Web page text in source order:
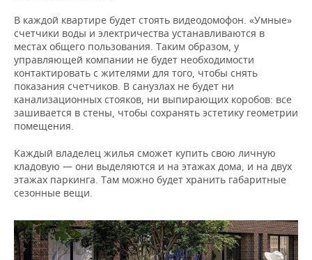
В каждой квартире будет стоять видеодомофон. «Умные»
счетчики воды и электричества устанавливаются в
местах общего пользования. Таким образом, у
управляющей компании не будет необходимости
контактировать с жителями для того, чтобы снять
показания счетчиков. В санузлах не будет ни
канализационных стояков, ни выпирающих коробов: все
зашивается в стены, чтобы сохранять эстетику геометрии
помещения.
Каждый владелец жилья сможет купить свою личную
кладовую — они выделяются и на этажах дома, и на двух
этажах паркинга. Там можно будет хранить габаритные
сезонные вещи.